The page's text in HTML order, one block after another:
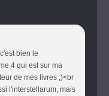
bien le
4 qui est sur ma
de mes livres ;)<br
l'interstellarum, mais